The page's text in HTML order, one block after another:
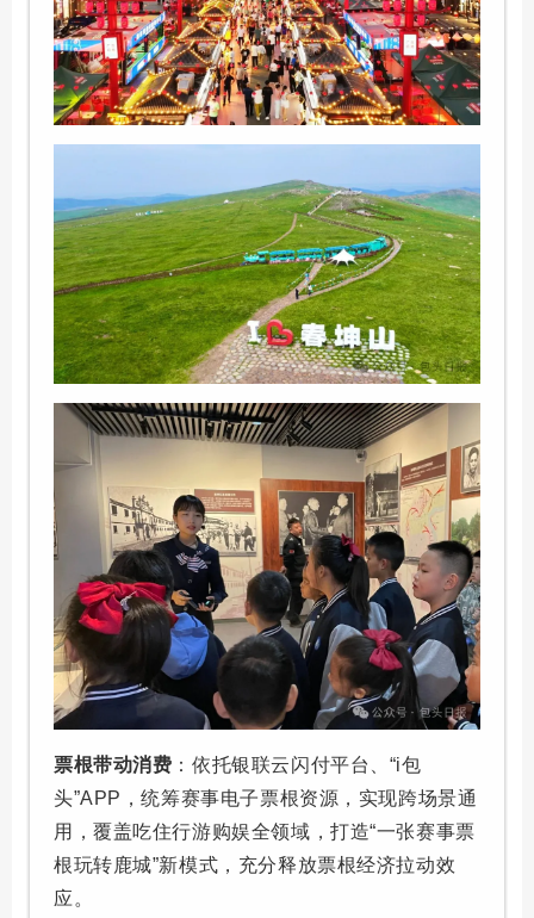
票根带动消费 ：依托银联云闪付平台、“i包
头”APP，统筹赛事电子票根资源，实现跨场景通
用，覆盖吃住行游购娱全领域，打造“一张赛事票
根玩转鹿城”新模式，充分释放票根经济拉动效
应。